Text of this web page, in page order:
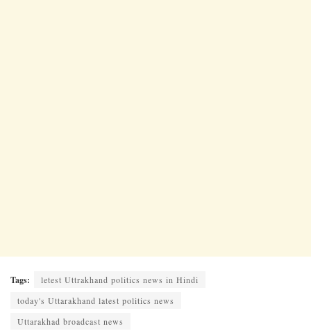
Tags:
letest Uttrakhand politics news in Hindi
today's Uttarakhand latest politics news
Uttarakhad broadcast news